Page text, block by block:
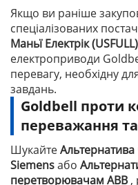
Якщо ви раніше
спеціалізованих
Маньї Електрік (USFULL)
електроприводи
перевагу, необхідну
завдань.
Goldbell проти
переважання та
Шукайте
Siemensабо
перетворювачам ABB ,